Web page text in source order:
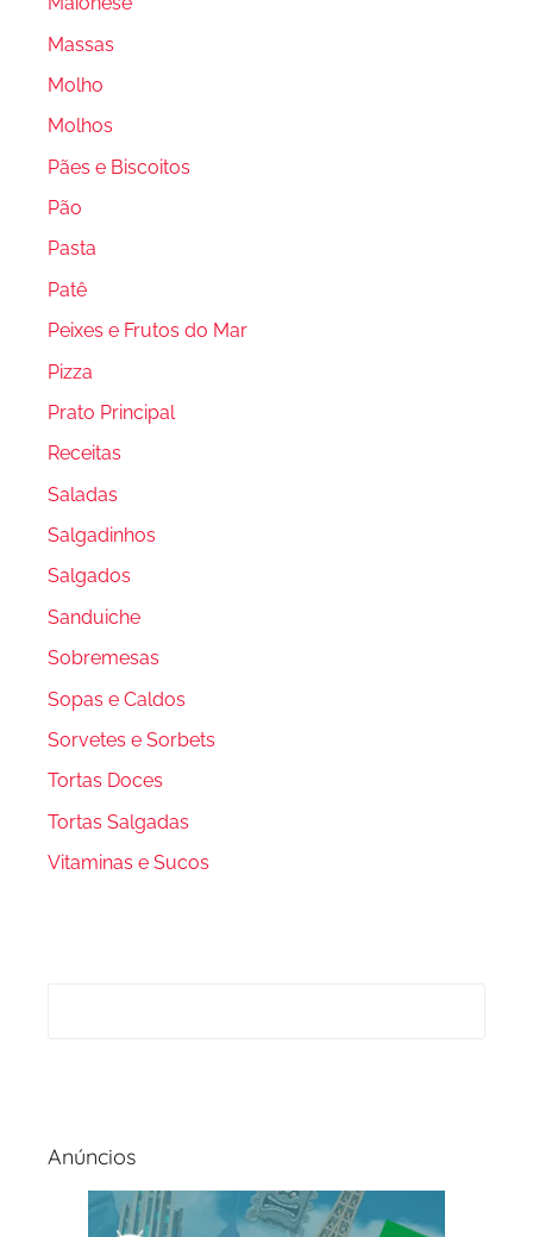
Massas
Molho
Molhos
Pães e Biscoitos
Pão
Pasta
Patê
Peixes e Frutos do Mar
Pizza
Prato Principal
Receitas
Saladas
Salgadinhos
Salgados
Sanduiche
Sobremesas
Sopas e Caldos
Sorvetes e Sorbets
Tortas Doces
Tortas Salgadas
Vitaminas e Sucos
Anúncios